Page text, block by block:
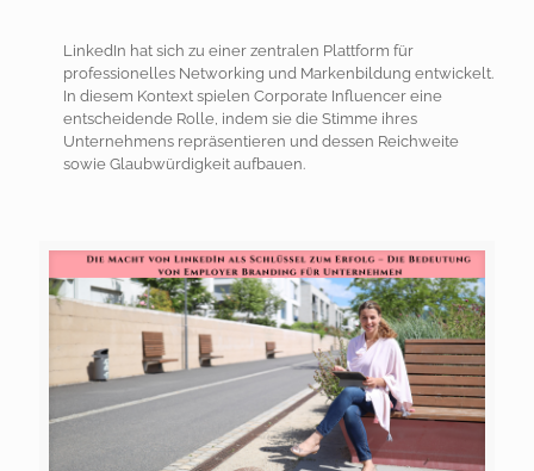
LinkedIn hat sich zu einer zentralen Plattform für
professionelles Networking und Markenbildung entwickelt.
In diesem Kontext spielen Corporate Influencer eine
entscheidende Rolle, indem sie die Stimme ihres
Unternehmens repräsentieren und dessen Reichweite
sowie Glaubwürdigkeit aufbauen.